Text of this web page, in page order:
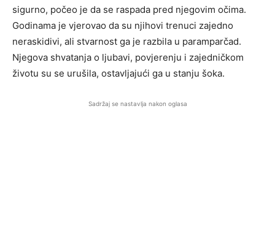
sigurno, počeo je da se raspada pred njegovim očima.
Godinama je vjerovao da su njihovi trenuci zajedno
neraskidivi, ali stvarnost ga je razbila u paramparčad.
Njegova shvatanja o ljubavi, povjerenju i zajedničkom
životu su se urušila, ostavljajući ga u stanju šoka.
Sadržaj se nastavlja nakon oglasa